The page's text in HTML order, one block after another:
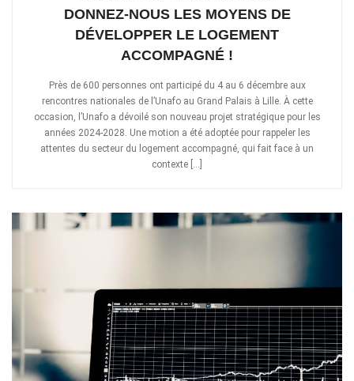
DONNEZ-NOUS LES MOYENS DE
DÉVELOPPER LE LOGEMENT
ACCOMPAGNÉ !
Près de 600 personnes ont participé du 4 au 6 décembre aux
rencontres nationales de l’Unafo au Grand Palais à Lille. À cette
occasion, l’Unafo a dévoilé son nouveau projet stratégique pour les
années 2024-2028. Une motion a été adoptée pour rappeler les
attentes du secteur du logement accompagné, qui fait face à un
contexte […]